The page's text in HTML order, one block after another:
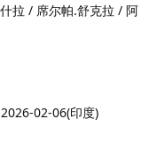
拉 / 席尔帕.舒克拉 / 阿
02-06(印度)